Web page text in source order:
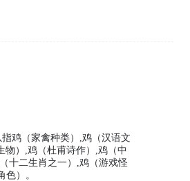
鸡（家禽种类）,鸡（汉语文
物）,鸡（杜甫诗作）,鸡（中
十二生肖之一）,鸡（游戏怪
）。